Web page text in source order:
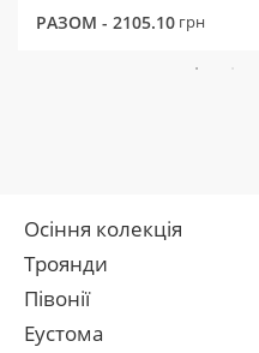
РАЗОМ - 2105.10 грн
Осіння колекція
Троянди
Півонії
Еустома